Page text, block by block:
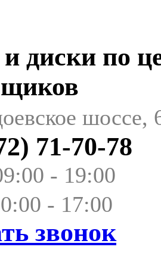
диски по
шоссе,
71-70-78
- 19:00
- 17:00
звонок